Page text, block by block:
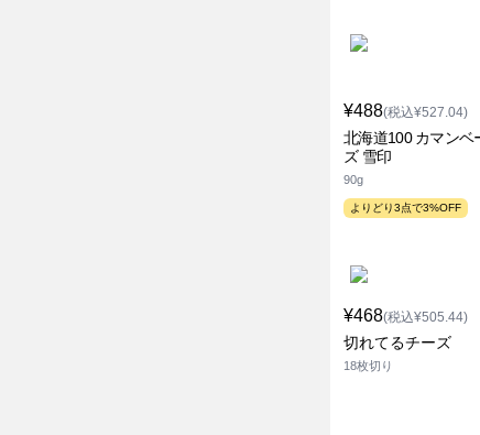
¥488(税込¥527.04)
北海道100 カマンベ
ズ 雪印
90g
よりどり3点で3%OFF
¥468(税込¥505.44)
切れてるチーズ
18枚切り